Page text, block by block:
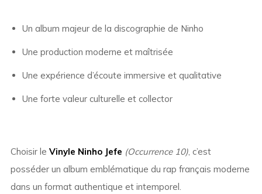
Un album majeur de la discographie de Ninho
Une production moderne et maîtrisée
Une expérience d’écoute immersive et qualitative
Une forte valeur culturelle et collector
Choisir le Vinyle Ninho Jefe (Occurrence 10), c’est
posséder un album emblématique du rap français moderne
dans un format authentique et intemporel.